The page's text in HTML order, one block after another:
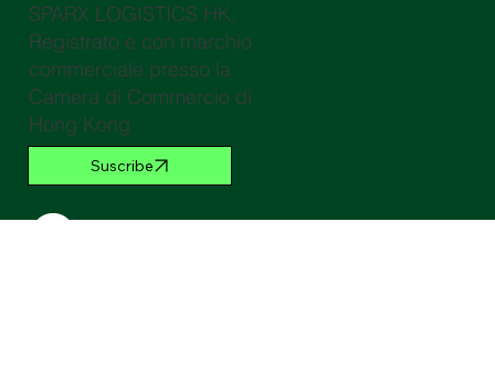
SPARX LOGISTICS HK,
Registrato e con marchio
commerciale presso la
Camera di Commercio di
Hong Kong
Suscribe